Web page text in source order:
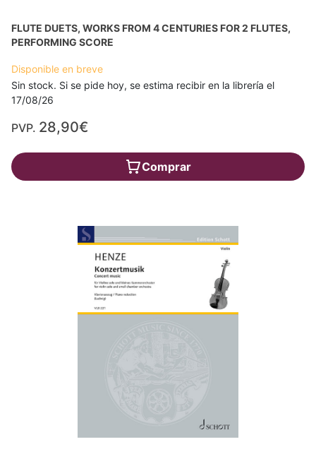
FLUTE DUETS, WORKS FROM 4 CENTURIES FOR 2 FLUTES,
PERFORMING SCORE
Disponible en breve
Sin stock. Si se pide hoy, se estima recibir en la librería el
17/08/26
PVP. 28,90€
Comprar